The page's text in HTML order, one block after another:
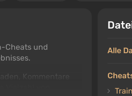
Cheats und
Kommentare
von
Alle